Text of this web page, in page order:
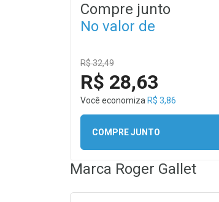
Compre junto
No valor de
R$ 32,49
R$ 28,63
Você economiza R$ 3,86
COMPRE JUNTO
Marca Roger Gallet